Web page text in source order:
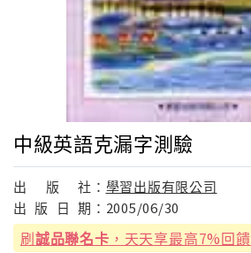
中級英語克漏字測驗
出 版 社： 學習出版有限公司
出 版 日 期： 2005/06/30
刷誠品聯名卡 ，天天享最高7%回饋